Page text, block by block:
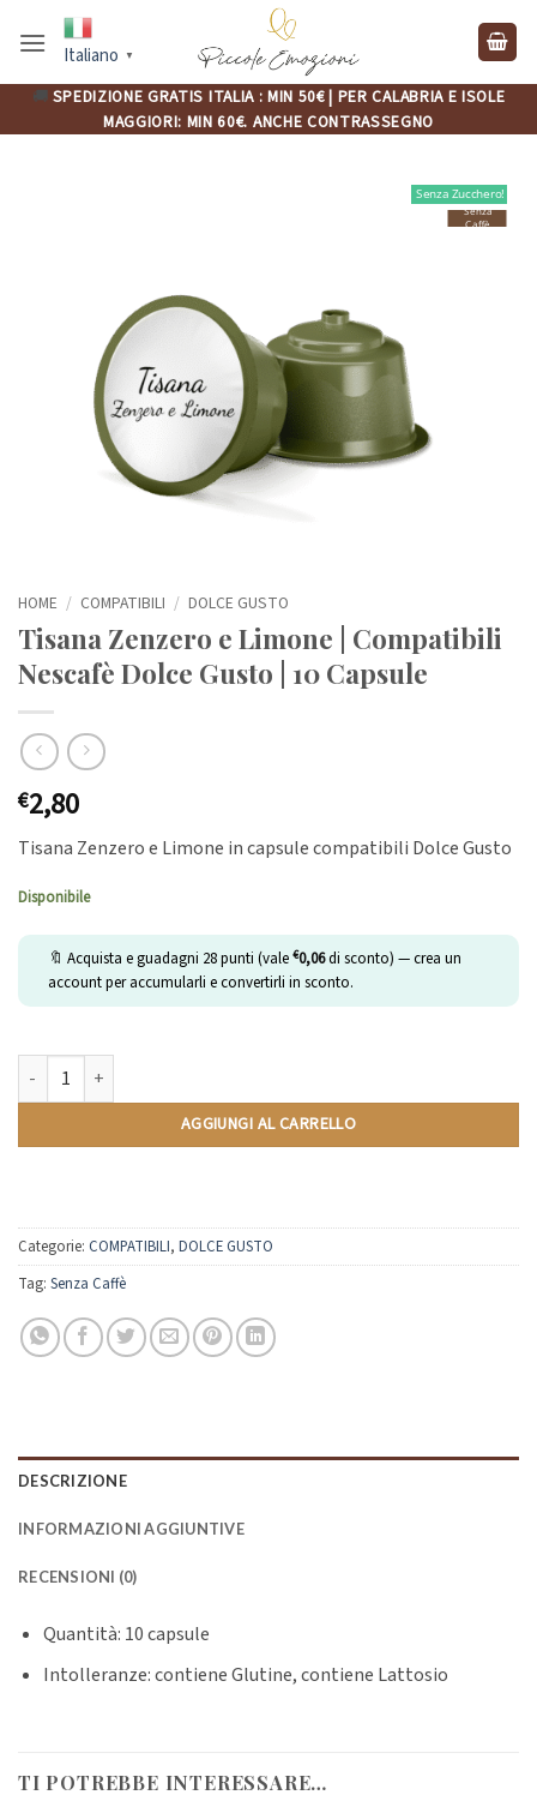
Italiano ▼
🚚 SPEDIZIONE GRATIS ITALIA : MIN 50€ | PER CALABRIA E ISOLE
MAGGIORI: MIN 60€. ANCHE CONTRASSEGNO
Senza
Caffè
Senza Zucchero!
HOME / COMPATIBILI / DOLCE GUSTO
Tisana Zenzero e Limone | Compatibili
Nescafè Dolce Gusto | 10 Capsule
€2,80
Tisana Zenzero e Limone in capsule compatibili Dolce Gusto
Disponibile
🔖 Acquista e guadagni 28punti (vale €0,06di sconto) — crea un
account per accumularli e convertirli in sconto.
Tisana Zenzero e Limone | Compatibili Nescafè Dolce Gusto | 10
AGGIUNGI AL CARRELLO
Categorie: COMPATIBILI, DOLCE GUSTO
Tag: Senza Caffè
DESCRIZIONE
INFORMAZIONI AGGIUNTIVE
RECENSIONI (0)
Quantità: 10 capsule
Intolleranze: contiene Glutine, contiene Lattosio
TI POTREBBE INTERESSARE…